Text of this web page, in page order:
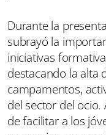
Durante la
subrayó la
iniciativas
destacando la alta
campamentos,
del sector del ocio.
de facilitar a los